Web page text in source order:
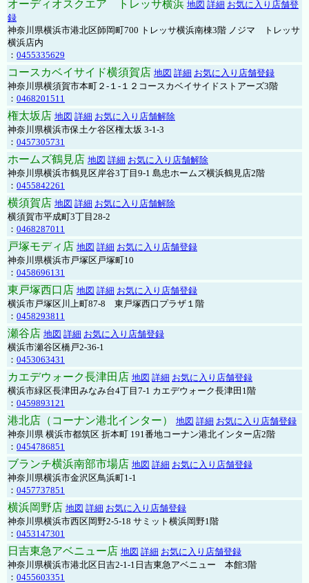
オーディオスクエア トレッサ横浜 地図 詳細 お気に入り店舗登
録
神奈川県横浜市港北区師岡町700 トレッサ横浜南棟3階 ノジマ トレッサ
横浜店内
： 0455335629
コースカベイサイド横須賀店 地図 詳細 お気に入り店舗登録
神奈川県横須賀市本町２-１-１２コースカベイサイドストアーズ3階
： 0468201511
権太坂店 地図 詳細 お気に入り店舗解除
神奈川県横浜市保土ケ谷区権太坂 3-1-3
： 0457305731
ホームズ鶴見店 地図 詳細 お気に入り店舗解除
神奈川県横浜市鶴見区岸谷3丁目9-1 島忠ホームズ横浜鶴見店2階
： 0455842261
横須賀店 地図 詳細 お気に入り店舗解除
横須賀市平成町3丁目28-2
： 0468287011
戸塚モディ店 地図 詳細 お気に入り店舗登録
神奈川県横浜市戸塚区戸塚町10
： 0458696131
東戸塚西口店 地図 詳細 お気に入り店舗登録
横浜市戸塚区川上町87-8 東戸塚西口プラザ１階
： 0458293811
瀬谷店 地図 詳細 お気に入り店舗登録
横浜市瀬谷区橋戸2-36-1
： 0453063431
カエデウォーク長津田店 地図 詳細 お気に入り店舗登録
横浜市緑区長津田みなみ台4丁目7-1 カエデウォーク長津田1階
： 0459893121
港北店（コーナン港北インター） 地図 詳細 お気に入り店舗登録
神奈川県 横浜市都筑区 折本町 191番地コーナン港北インター店2階
： 0454786851
ブランチ横浜南部市場店 地図 詳細 お気に入り店舗登録
神奈川県横浜市金沢区鳥浜町1-1
： 0457737851
横浜岡野店 地図 詳細 お気に入り店舗登録
神奈川県横浜市西区岡野2-5-18 サミット横浜岡野1階
： 0453147301
日吉東急アベニュー店 地図 詳細 お気に入り店舗登録
神奈川県横浜市港北区日吉2-1-1日吉東急アベニュー 本館3階
： 0455603351